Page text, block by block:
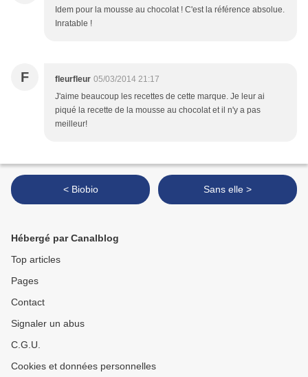
Idem pour la mousse au chocolat ! C'est la référence absolue.
Inratable !
F fleurfleur 05/03/2014 21:17
J'aime beaucoup les recettes de cette marque. Je leur ai
piqué la recette de la mousse au chocolat et il n'y a pas
meilleur!
< Biobio Sans elle >
Hébergé par Canalblog
Top articles
Pages
Contact
Signaler un abus
C.G.U.
Cookies et données personnelles